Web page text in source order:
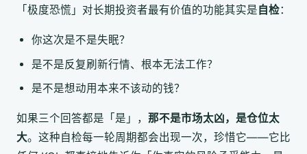
「极度恐慌」对长期投资者最有价值的功能其实是自检：
你这次是不是失眠？
是不是反复刷新行情、根本无法工作？
是不是想动用本来不该动的钱？
如果三个回答都是「是」， 那不是市场太凶，是仓位太
大。这种自检每一轮周期都会出现一次，珍惜它——它比